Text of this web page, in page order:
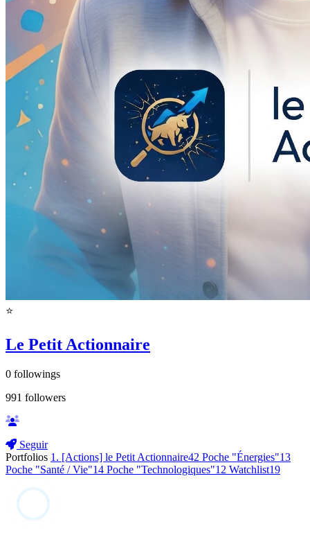
⭐️
Le Petit Actionnaire
0 followings
991 followers
Seguir
Portfolios 1. [Actions] le Petit Actionnaire42 Poche "Énergies"13
Poche "Santé / Vie"14 Poche "Technologiques"12 Watchlist19